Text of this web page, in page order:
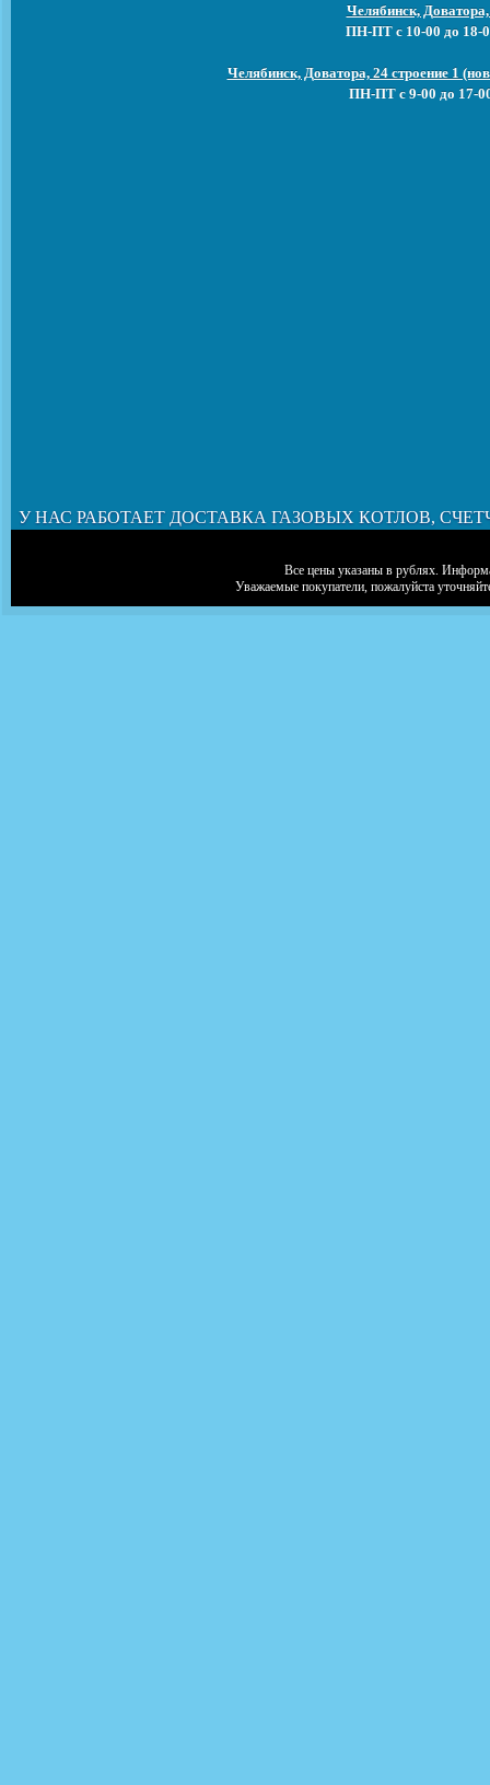
Челябинск,
ПН-ПТ с 10-00 до 18-
Челябинск, Доватора, 24 строение 1
ПН-ПТ с 9-00 до 17-
У НАС РАБОТАЕТ ДОСТАВКА ГАЗОВЫХ КОТЛОВ,
Все цены указаны в рублях.
Уважаемые покупатели, пожалуйста